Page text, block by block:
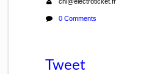
0 Comments
Tweet